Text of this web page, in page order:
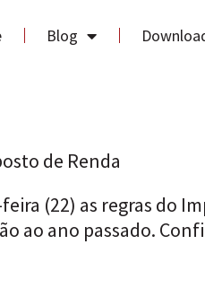
Blog
de Renda
(22) as regras do
ao ano passado.